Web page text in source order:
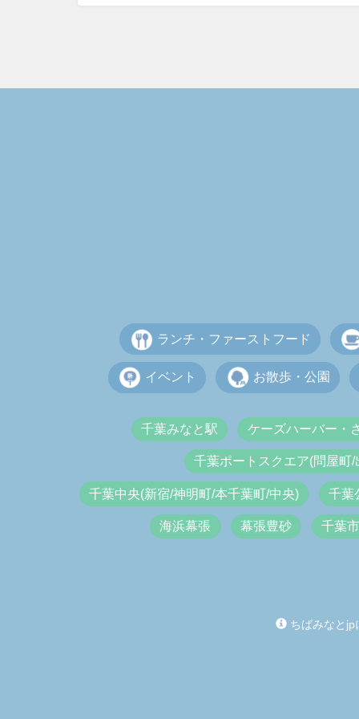
ランチ・ファーストフード
イベント お散歩・公園
千葉みなと駅 ケーズハーバー・
千葉ポートスクエア(問屋町/
千葉中央(新宿/神明町/本千葉町/中央) 千葉
海浜幕張 幕張豊砂 千葉
ちばみなとjp